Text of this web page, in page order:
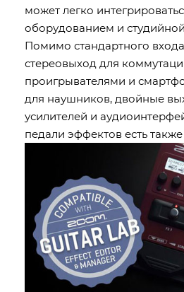
может легко
оборудованием и
Помимо стандартного
стереовыход для
проигрывателями и
для наушников, двойные
усилителей и
педали эффектов есть